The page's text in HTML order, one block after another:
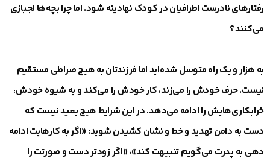
رفتارهای نادرست اطرافیان در کودک نهادینه شود. اما چرا بچه‌ها لجبازی
می‌کنند؟
به هزار و یک راه متوسل شده‌اید اما فرزندتان به هیچ صراطی مستقیم
نیست. حرف خودش را می‌زند، کار خودش را می‌کند و به شیوه خودش،
خرابکاری‌هایش را ادامه می‌دهد. در این شرایط هیچ بعید نیست که
دست به دامن تهدید و خط و نشان کشیدن شوید: «اگر به کارهایت ادامه
دهی به پدرت می‌گویم تنبیهت کند»، «اگر زودتر دست و صورتت را